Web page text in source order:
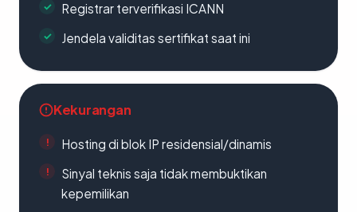
Registrar terverifikasi ICANN
Jendela validitas sertifikat saat ini
Kekurangan
Hosting di blok IP residensial/dinamis
Sinyal teknis saja tidak membuktikan
kepemilikan